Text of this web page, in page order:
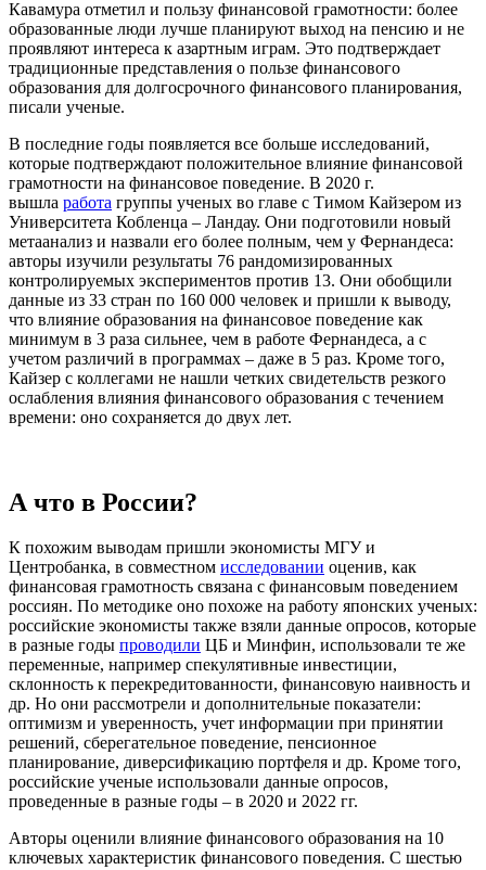
Кавамура отметил и пользу финансовой грамотности: более
образованные люди лучше планируют выход на пенсию и не
проявляют интереса к азартным играм. Это подтверждает
традиционные представления о пользе финансового
образования для долгосрочного финансового планирования,
писали ученые.
В последние годы появляется все больше исследований,
которые подтверждают положительное влияние финансовой
грамотности на финансовое поведение. В 2020 г.
вышла работа группы ученых во главе с Тимом Кайзером из
Университета Кобленца – Ландау. Они подготовили новый
метаанализ и назвали его более полным, чем у Фернандеса:
авторы изучили результаты 76 рандомизированных
контролируемых экспериментов против 13. Они обобщили
данные из 33 стран по 160 000 человек и пришли к выводу,
что влияние образования на финансовое поведение как
минимум в 3 раза сильнее, чем в работе Фернандеса, а с
учетом различий в программах – даже в 5 раз. Кроме того,
Кайзер с коллегами не нашли четких свидетельств резкого
ослабления влияния финансового образования с течением
времени: оно сохраняется до двух лет.
А что в России?
К похожим выводам пришли экономисты МГУ и
Центробанка, в совместном исследовании оценив, как
финансовая грамотность связана с финансовым поведением
россиян. По методике оно похоже на работу японских ученых:
российские экономисты также взяли данные опросов, которые
в разные годы проводили ЦБ и Минфин, использовали те же
переменные, например спекулятивные инвестиции,
склонность к перекредитованности, финансовую наивность и
др. Но они рассмотрели и дополнительные показатели:
оптимизм и уверенность, учет информации при принятии
решений, сберегательное поведение, пенсионное
планирование, диверсификацию портфеля и др. Кроме того,
российские ученые использовали данные опросов,
проведенные в разные годы – в 2020 и 2022 гг.
Авторы оценили влияние финансового образования на 10
ключевых характеристик финансового поведения. С шестью